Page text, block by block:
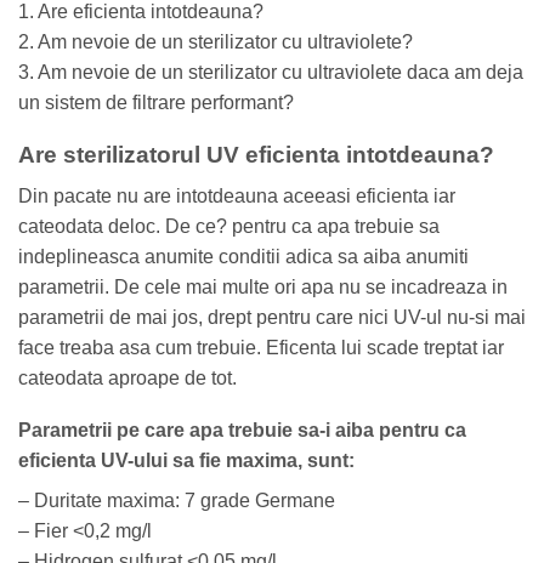
1. Are eficienta intotdeauna?
2. Am nevoie de un sterilizator cu ultraviolete?
3. Am nevoie de un sterilizator cu ultraviolete daca am deja
un sistem de filtrare performant?
Are sterilizatorul UV eficienta intotdeauna?
Din pacate nu are intotdeauna aceeasi eficienta iar
cateodata deloc. De ce? pentru ca apa trebuie sa
indeplineasca anumite conditii adica sa aiba anumiti
parametrii. De cele mai multe ori apa nu se incadreaza in
parametrii de mai jos, drept pentru care nici UV-ul nu-si mai
face treaba asa cum trebuie. Eficenta lui scade treptat iar
cateodata aproape de tot.
Parametrii pe care apa trebuie sa-i aiba pentru ca
eficienta UV-ului sa fie maxima, sunt:
– Duritate maxima: 7 grade Germane
– Fier <0,2 mg/l